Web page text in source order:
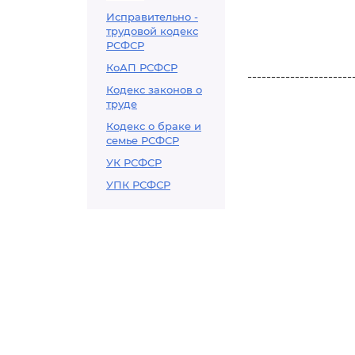
Исправительно -
трудовой кодекс
РСФСР
КоАП РСФСР
Кодекс законов о
труде
Кодекс о браке и
семье РСФСР
УК РСФСР
УПК РСФСР